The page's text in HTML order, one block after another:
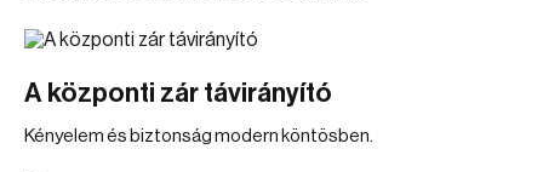
A központi zár távirányító
Kényelem és biztonság modern köntösben.